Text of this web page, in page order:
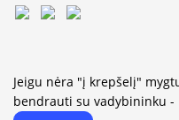
Jeigu nėra "į krepšelį"
bendrauti su vadybininku -